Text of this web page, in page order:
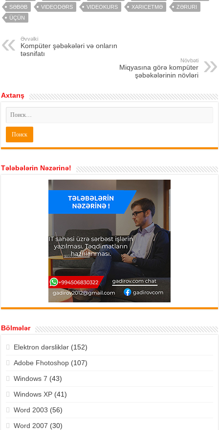
SƏBƏB VIDEODƏRS VIDEOKURS XARICETMƏ
ZƏRURI
ÜÇÜN
Əvvəlki
Kompüter şəbəkələri və onların
təsnifatı
Növbəti
Miqyasına görə kompüter
şəbəkələrinin növləri
Axtarış
Tələbələrin Nəzərinə!
Bölmələr
Elektron dərsliklər(152)
Adobe Fhotoshop(107)
Windows 7 (43)
Windows XP(41)
Word 2003 (56)
Word 2007 (30)